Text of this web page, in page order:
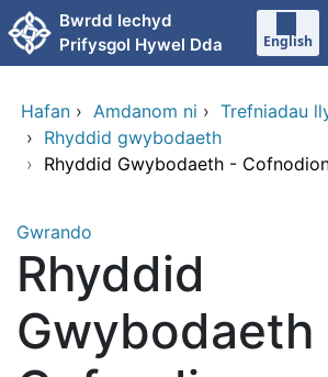
Neidio i'r prif gynnwy
Bwrdd Iechyd
Prifysgol Hywel Dda
English
Hafan › Amdanom ni › Trefniadau
› Rhyddid gwybodaeth
› Rhyddid Gwybodaeth -
Gwrando
Rhyddid
Gwybodaeth